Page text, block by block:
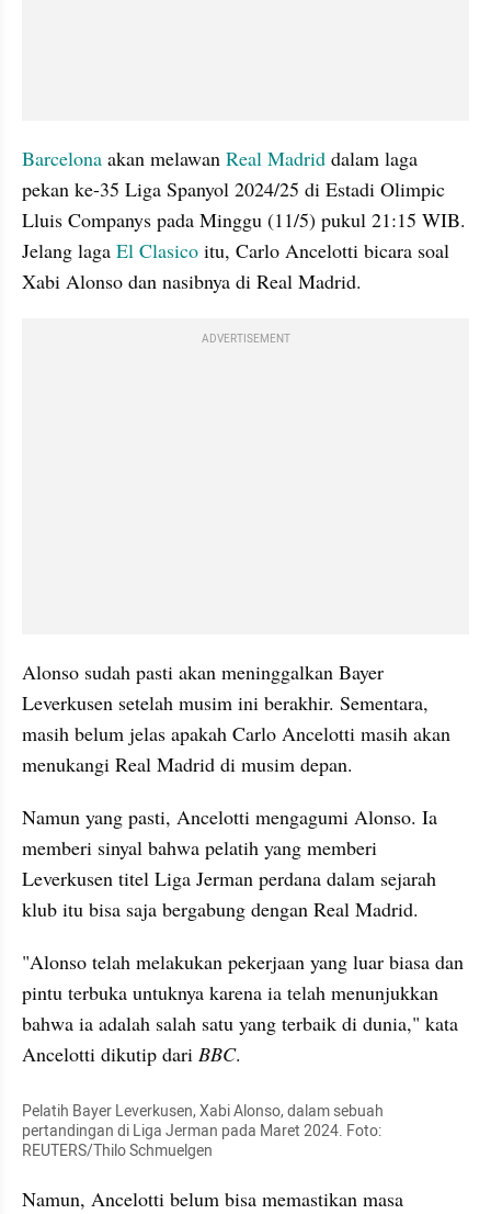
Barcelona akan melawan Real Madrid dalam laga
pekan ke-35 Liga Spanyol 2024/25 di Estadi Olimpic
Lluis Companys pada Minggu (11/5) pukul 21:15 WIB.
Jelang laga El Clasico itu, Carlo Ancelotti bicara soal
Xabi Alonso dan nasibnya di Real Madrid.
ADVERTISEMENT
Alonso sudah pasti akan meninggalkan Bayer
Leverkusen setelah musim ini berakhir. Sementara,
masih belum jelas apakah Carlo Ancelotti masih akan
menukangi Real Madrid di musim depan.
Namun yang pasti, Ancelotti mengagumi Alonso. Ia
memberi sinyal bahwa pelatih yang memberi
Leverkusen titel Liga Jerman perdana dalam sejarah
klub itu bisa saja bergabung dengan Real Madrid.
"Alonso telah melakukan pekerjaan yang luar biasa dan
pintu terbuka untuknya karena ia telah menunjukkan
bahwa ia adalah salah satu yang terbaik di dunia," kata
Ancelotti dikutip dari BBC.
Pelatih Bayer Leverkusen, Xabi Alonso, dalam sebuah
pertandingan di Liga Jerman pada Maret 2024. Foto:
REUTERS/Thilo Schmuelgen
Namun, Ancelotti belum bisa memastikan masa